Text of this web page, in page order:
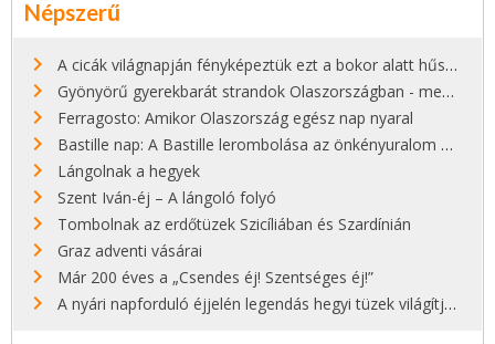
Népszerű
A cicák világnapján fényképeztük ezt a bokor alatt hűsölő cicát Kisorosziban
Gyönyörű gyerekbarát strandok Olaszországban - megmutatjuk a 15 legjobbat
Ferragosto: Amikor Olaszország egész nap nyaral
Bastille nap: A Bastille lerombolása az önkényuralom végét jelentette
Lángolnak a hegyek
Szent Iván-éj – A lángoló folyó
Tombolnak az erdőtüzek Szicíliában és Szardínián
Graz adventi vásárai
Már 200 éves a „Csendes éj! Szentséges éj!”
A nyári napforduló éjjelén legendás hegyi tüzek világítják meg Zugspitzét